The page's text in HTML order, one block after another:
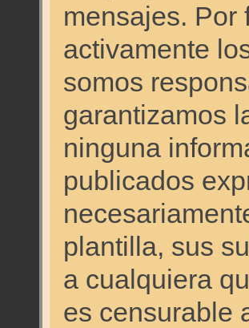
mensajes. Por
activamente
somos
garantizamos
ninguna
publicados
plantilla, sus
a cualquiera
es censurable